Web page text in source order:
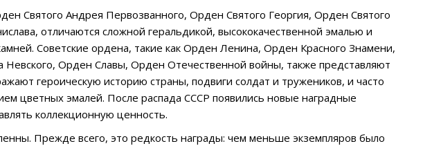
Святого Андрея Первозванного, Орден Святого Георгия, Орден Святого
отличаются сложной геральдикой, высококачественной эмалью и
Советские ордена, такие как Орден Ленина, Орден Красного Знамени,
Орден Славы, Орден Отечественной войны, также представляют
героическую историю страны, подвиги солдат и тружеников, и часто
цветных эмалей. После распада СССР появились новые наградные
коллекционную ценность.
Прежде всего, это редкость награды: чем меньше экземпляров было